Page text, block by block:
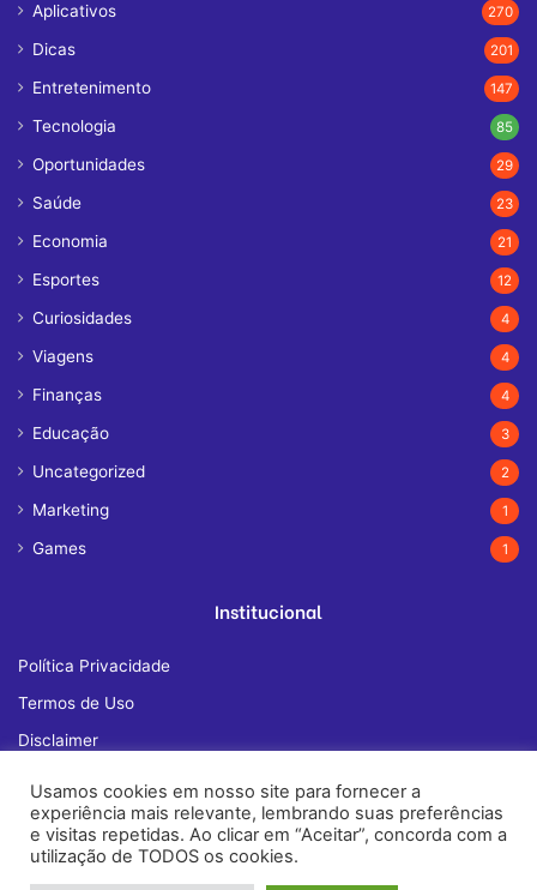
Aplicativos 270
Dicas 201
Entretenimento 147
Tecnologia 85
Oportunidades 29
Saúde 23
Economia 21
Esportes 12
Curiosidades 4
Viagens 4
Finanças 4
Educação 3
Uncategorized 2
Marketing 1
Games 1
Institucional
Política Privacidade
Termos de Uso
Disclaimer
Fale Conosco
Usamos cookies em nosso site para fornecer a
experiência mais relevante, lembrando suas preferências
e visitas repetidas. Ao clicar em “Aceitar”, concorda com a
utilização de TODOS os cookies.